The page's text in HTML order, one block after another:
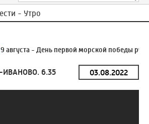
- Утро
августа - День первой морской победы
ИВАНОВО. 6.35